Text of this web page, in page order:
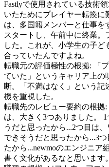
Fastlyで使用されている技術
いたためにプレイヤー転換に
は、多国籍メンバーと仕事を
スタートし、午前中に終業
した。これが、小学生の子
合っていたんですよね。
転職元の評価極性の根拠:
「
ていた」というキャリア上の
断。「不満はなく」という
機を重視した。
転職先のレビュー要約の根拠:
は、大きく3つありました。
うだと思ったから...2つ目は
できそうだと思ったから...3
たから...newmoのエンジニア
書く文化があるなと思います。